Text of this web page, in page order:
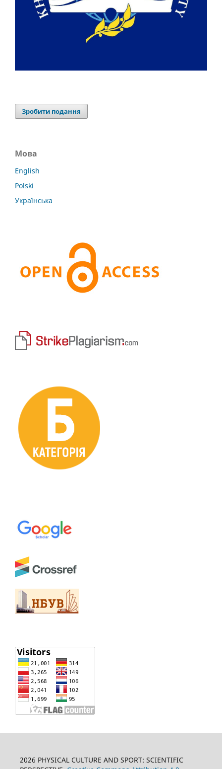
Зробити подання
Мова
English
Polski
Українська
2026 PHYSICAL CULTURE AND SPORT: SCIENTIFIC